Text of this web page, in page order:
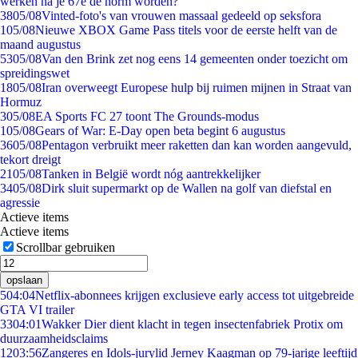
3805/08Vinted-foto's van vrouwen massaal gedeeld op seksfora
105/08Nieuwe XBOX Game Pass titels voor de eerste helft van de
maand augustus
5305/08Van den Brink zet nog eens 14 gemeenten onder toezicht om
spreidingswet
1805/08Iran overweegt Europese hulp bij ruimen mijnen in Straat van
Hormuz
305/08EA Sports FC 27 toont The Grounds-modus
105/08Gears of War: E-Day open beta begint 6 augustus
3605/08Pentagon verbruikt meer raketten dan kan worden aangevuld,
tekort dreigt
2105/08Tanken in België wordt nóg aantrekkelijker
3405/08Dirk sluit supermarkt op de Wallen na golf van diefstal en
agressie
Actieve items
Actieve items
Scrollbar gebruiken
opslaan
504:04Netflix-abonnees krijgen exclusieve early access tot uitgebreide
GTA VI trailer
3304:01Wakker Dier dient klacht in tegen insectenfabriek Protix om
duurzaamheidsclaims
1203:56Zangeres en Idols-jurylid Jerney Kaagman op 79-jarige leeftijd